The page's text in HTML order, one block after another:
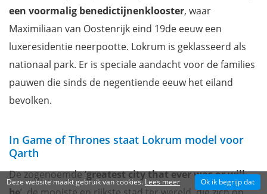
een voormalig benedictijnenklooster, waar
Maximiliaan van Oostenrijk eind 19de eeuw een
luxeresidentie neerpootte. Lokrum is geklasseerd als
nationaal park. Er is speciale aandacht voor de families
pauwen die sinds de negentiende eeuw het eiland
bevolken.
In Game of Thrones staat Lokrum model voor
Qarth
De zogenoemde ‘greatest city that ever was or will
Deze website maakt gebruik van cookies.Lees meer Ok ik begrijp dat